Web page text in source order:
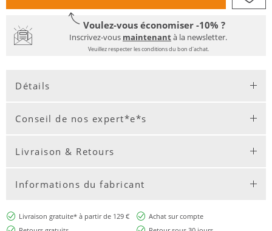
Voulez-vous économiser -10% ?
Inscrivez-vous maintenantà la newsletter.
Veuillez respecter les conditions du bon d'achat.
Détails
Conseil de nos expert*e*s
Livraison & Retours
Informations du fabricant
Livraison gratuite* à partir de 129 €
Achat sur compte